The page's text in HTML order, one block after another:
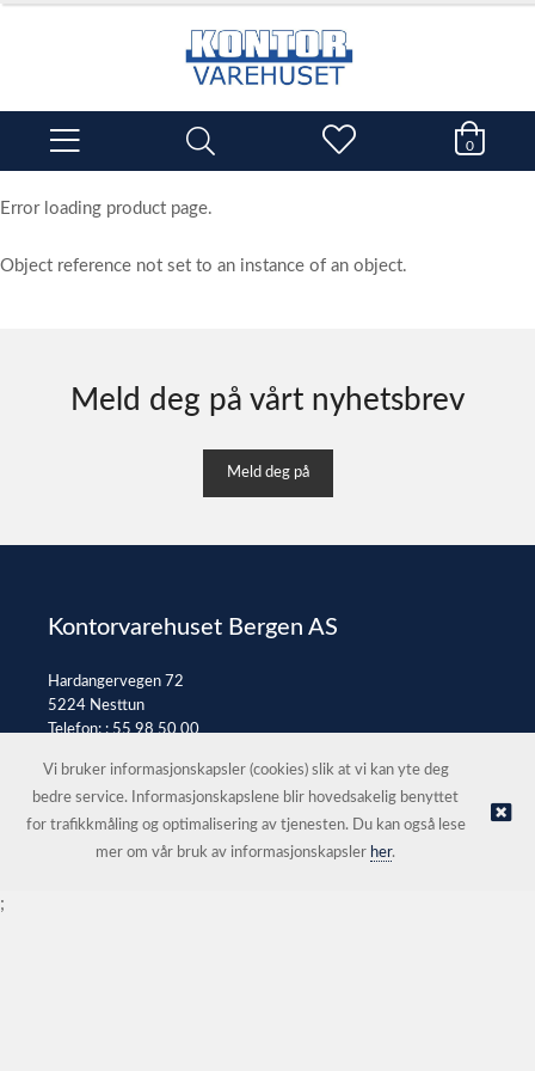
0
Error loading product page.
Object reference not set to an instance of an object.
Meld deg på vårt nyhetsbrev
Meld deg på
Kontorvarehuset Bergen AS
Hardangervegen 72
5224 Nesttun
Telefon: :55 98 50 00
© Kontorvarehuset Bergen AS |Nettbutikk levert av Kréatif
Vi bruker informasjonskapsler (cookies) slik at vi kan yte deg
bedre service. Informasjonskapslene blir hovedsakelig benyttet
for trafikkmåling og optimalisering av tjenesten. Du kan også lese
mer om vår bruk av informasjonskapsler her.
;